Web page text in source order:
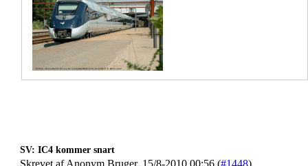
SV: IC4 kommer snart
Skrevet af Anonym Bruger, 15/8-2010 00:56 (#1448)